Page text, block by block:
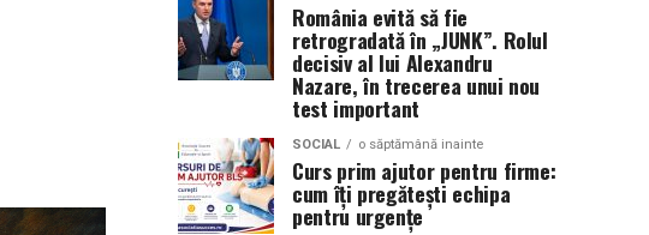
România evită să fie
retrogradată în „JUNK”. Rolul
decisiv al lui Alexandru
Nazare, în trecerea unui nou
test important
SOCIAL o săptămână inainte
Curs prim ajutor pentru firme:
cum îți pregătești echipa
pentru urgențe